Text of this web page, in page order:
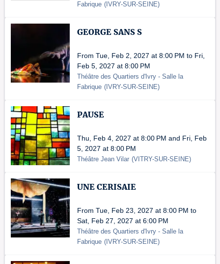
Fabrique ( IVRY-SUR-SEINE)
GEORGE SANS S
From Tue, Feb 2, 2027 at 8:00 PM to Fri,
Feb 5, 2027 at 8:00 PM
Théâtre des Quartiers d'Ivry - Salle la
Fabrique ( IVRY-SUR-SEINE)
PAUSE
Thu, Feb 4, 2027 at 8:00 PM and Fri, Feb
5, 2027 at 8:00 PM
Théâtre Jean Vilar (VITRY-SUR-SEINE)
UNE CERISAIE
From Tue, Feb 23, 2027 at 8:00 PM to
Sat, Feb 27, 2027 at 6:00 PM
Théâtre des Quartiers d'Ivry - Salle la
Fabrique ( IVRY-SUR-SEINE)